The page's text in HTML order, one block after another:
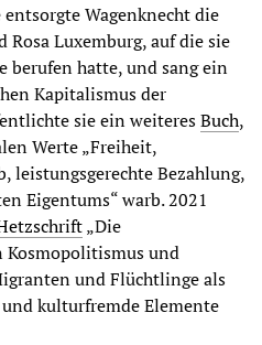
Wagenknecht die
Luxemburg, auf die sie
berufen hatte, und sang ein
Kapitalismus der
sie ein weiteresBuch,
Werte „Freiheit,
leistungsgerechte Bezahlung,
Eigentums“ warb. 2021
„Die
Kosmopolitismus und
und Flüchtlinge als
kulturfremde Elemente